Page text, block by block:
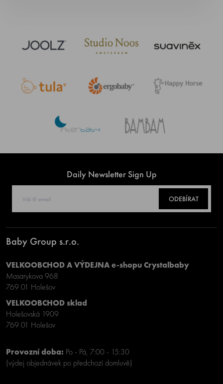
Daily Newsletter Sign Up
ODEBÍRAT
Baby Group s.r.o.
VELKOOBCHOD A VÝDEJNA e-shopu Crystalbaby
Masarykova 968
769 01 Holešov
VELKOOBCHOD sklad
Holešovská 1909
769 01 Holešov
Provozní doba: Po - Pá, 7:00 - 15:30
(výdej objednávek po předchozí domluvě)